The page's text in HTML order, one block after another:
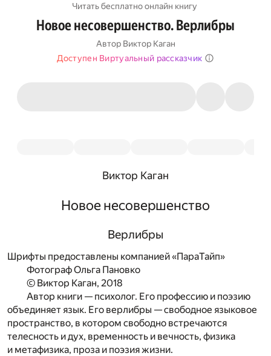
Читать бесплатно онлайн книгу
Новое несовершенство. Верлибры
Автор Виктор Каган
Доступен Виртуальный рассказчик
Виктор Каган
Новое несовершенство
Верлибры
Шрифты предоставлены компанией «ПараТайп»
Фотограф Ольга Пановко
© Виктор Каган, 2018
Автор книги — психолог. Его профессию и поэзию
объединяет язык. Его верлибры — свободное языковое
пространство, в котором свободно встречаются
телесность и дух, временность и вечность, физика
и метафизика, проза и поэзия жизни.